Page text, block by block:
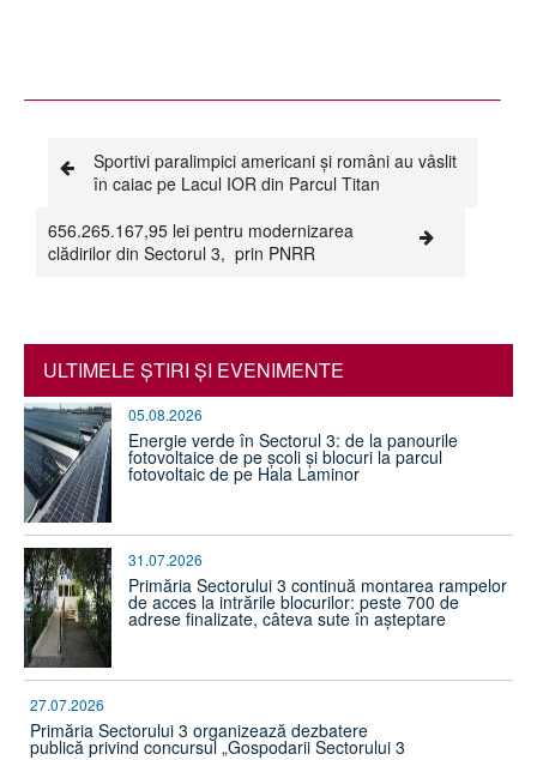
Sportivi paralimpici americani și români au vâslit
în caiac pe Lacul IOR din Parcul Titan
656.265.167,95 lei pentru modernizarea
clădirilor din Sectorul 3, prin PNRR
ULTIMELE ŞTIRI ŞI EVENIMENTE
05.08.2026
Energie verde în Sectorul 3: de la panourile
fotovoltaice de pe școli și blocuri la parcul
fotovoltaic de pe Hala Laminor
31.07.2026
Primăria Sectorului 3 continuă montarea rampelor
de acces la intrările blocurilor: peste 700 de
adrese finalizate, câteva sute în așteptare
27.07.2026
Primăria Sectorului 3 organizează dezbatere
publică privind concursul „Gospodarii Sectorului 3